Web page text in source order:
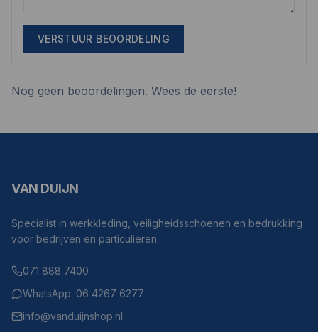
VERSTUUR BEOORDELING
Nog geen beoordelingen. Wees de eerste!
VAN DUIJN
Specialist in werkkleding, veiligheidsschoenen en bedrukking
voor bedrijven en particulieren.
071 888 7400
WhatsApp: 06 4267 6277
info@vanduijnshop.nl